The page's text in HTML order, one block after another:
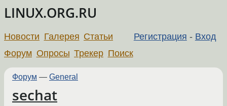
LINUX.ORG.RU
Регистрация - Вход
Новости Галерея Статьи
Форум Опросы Трекер Поиск
Форум — General
sechat